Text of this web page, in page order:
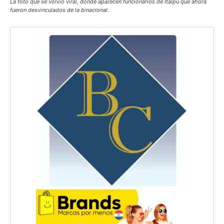
La foto que se volvió viral, donde aparecen funcionarios de Itaipu que ahora
fueron desvinculados de la binacional.